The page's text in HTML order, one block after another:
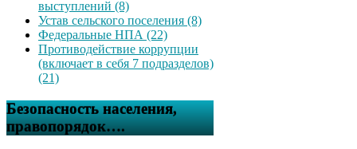
выступлений (8)
Устав сельского поселения (8)
Федеральные НПА (22)
Противодействие коррупции
(включает в себя 7 подразделов)
(21)
Безопасность населения,
правопорядок….